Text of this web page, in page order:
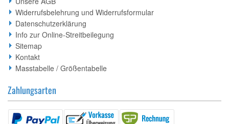
Widerrufsbelehrung und Widerrufsformular
Datenschutzerklärung
Info zur Online-Streitbeilegung
Sitemap
Kontakt
Masstabelle / Größentabelle
Zahlungsarten